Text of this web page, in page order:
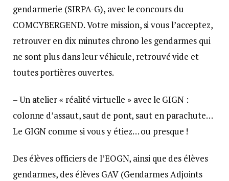
gendarmerie (SIRPA-G), avec le concours du
COMCYBERGEND. Votre mission, si vous l’acceptez,
retrouver en dix minutes chrono les gendarmes qui
ne sont plus dans leur véhicule, retrouvé vide et
toutes portières ouvertes.
– Un atelier « réalité virtuelle » avec le GIGN :
colonne d’assaut, saut de pont, saut en parachute…
Le GIGN comme si vous y étiez… ou presque !
Des élèves officiers de l’EOGN, ainsi que des élèves
gendarmes, des élèves GAV (Gendarmes Adjoints